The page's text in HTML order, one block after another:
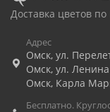
Доставка цветов
Адрес
Омск, ул.
Омск, ул.
Омск, Карла
Бесплатно.